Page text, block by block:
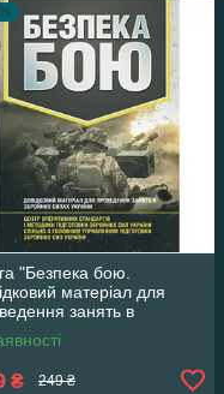
"Безпека бою.
матеріал для
занять в
силах України"
₴ 249 ₴